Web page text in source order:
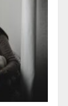
que mais
e a
percebe
afeta
pegar a